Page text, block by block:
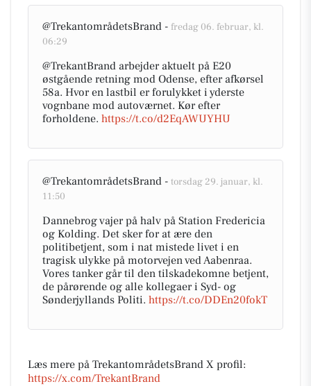
@TrekantområdetsBrand - fredag 06. februar, kl.
06:29
@TrekantBrand arbejder aktuelt på E20
østgående retning mod Odense, efter afkørsel
58a. Hvor en lastbil er forulykket i yderste
vognbane mod autoværnet. Kør efter
forholdene. https://t.co/d2EqAWUYHU
@TrekantområdetsBrand - torsdag 29. januar, kl.
11:50
Dannebrog vajer på halv på Station Fredericia
og Kolding. Det sker for at ære den
politibetjent, som i nat mistede livet i en
tragisk ulykke på motorvejen ved Aabenraa.
Vores tanker går til den tilskadekomne betjent,
de pårørende og alle kollegaer i Syd- og
Sønderjyllands Politi. https://t.co/DDEn20fokT
Læs mere på TrekantområdetsBrand X profil:
https://x.com/TrekantBrand